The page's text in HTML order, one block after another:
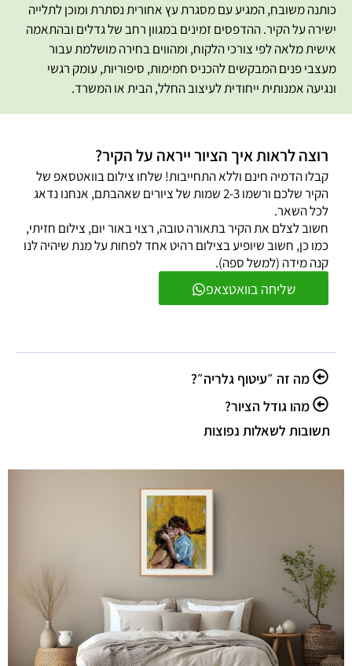
כותנה משובח, המגיע עם מסגרת עץ אחורית נסתרת ומוכן לתלייה
ישירה על הקיר. ההדפסים זמינים במגוון רחב של גדלים ובהתאמה
אישית מלאה לפי צורכי הלקוח, ומהווים בחירה מושלמת עבור
מעצבי פנים המבקשים להכניס חמימות, סיפוריות, עומק רגשי
ונגיעה אמנותית ייחודית לעיצוב החלל, הבית או המשרד.
שליחה בוואטצאפ
רוצה לראות איך הציור ייראה על הקיר?
קבלו הדמיה חינם וללא התחייבות! שלחו צילום בוואטסאפ של
הקיר שלכם ורשמו 2-3 שמות של ציורים שאהבתם, אנחנו נדאג
לכל השאר.
חשוב לצלם את הקיר בתאורה טובה, רצוי באור יום, צילום חזיתי,
כמו כן, חשוב שיופיע בצילום רהיט אחד לפחות על מנת שיהיה לנו
קנה מידה (למשל ספה).
מה זה ״עיטוף גלריה״?
מהו גודל הציור?
תשובות לשאלות נפוצות